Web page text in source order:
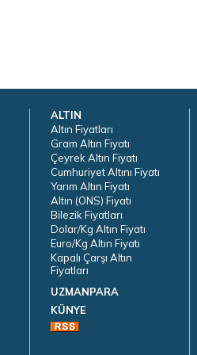
ALTIN
Altın Fiyatları
Gram Altın Fiyatı
Çeyrek Altın Fiyatı
Cumhuriyet Altını Fiyatı
Yarım Altın Fiyatı
Altın (ONS) Fiyatı
Bilezik Fiyatları
Dolar/Kg Altın Fiyatı
Euro/Kg Altın Fiyatı
Kapalı Çarşı Altın
Fiyatları
UZMANPARA
KÜNYE